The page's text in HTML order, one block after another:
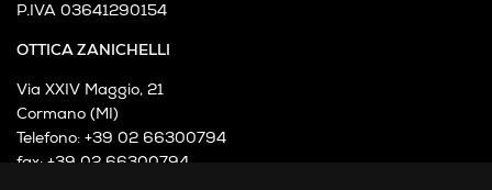
OTTICA ZANICHELLI
Via XXIV Maggio, 21
Cormano (MI)
Telefono: +39 02 66300794
fax: +39 02 66300794
P.IVA 03641290154